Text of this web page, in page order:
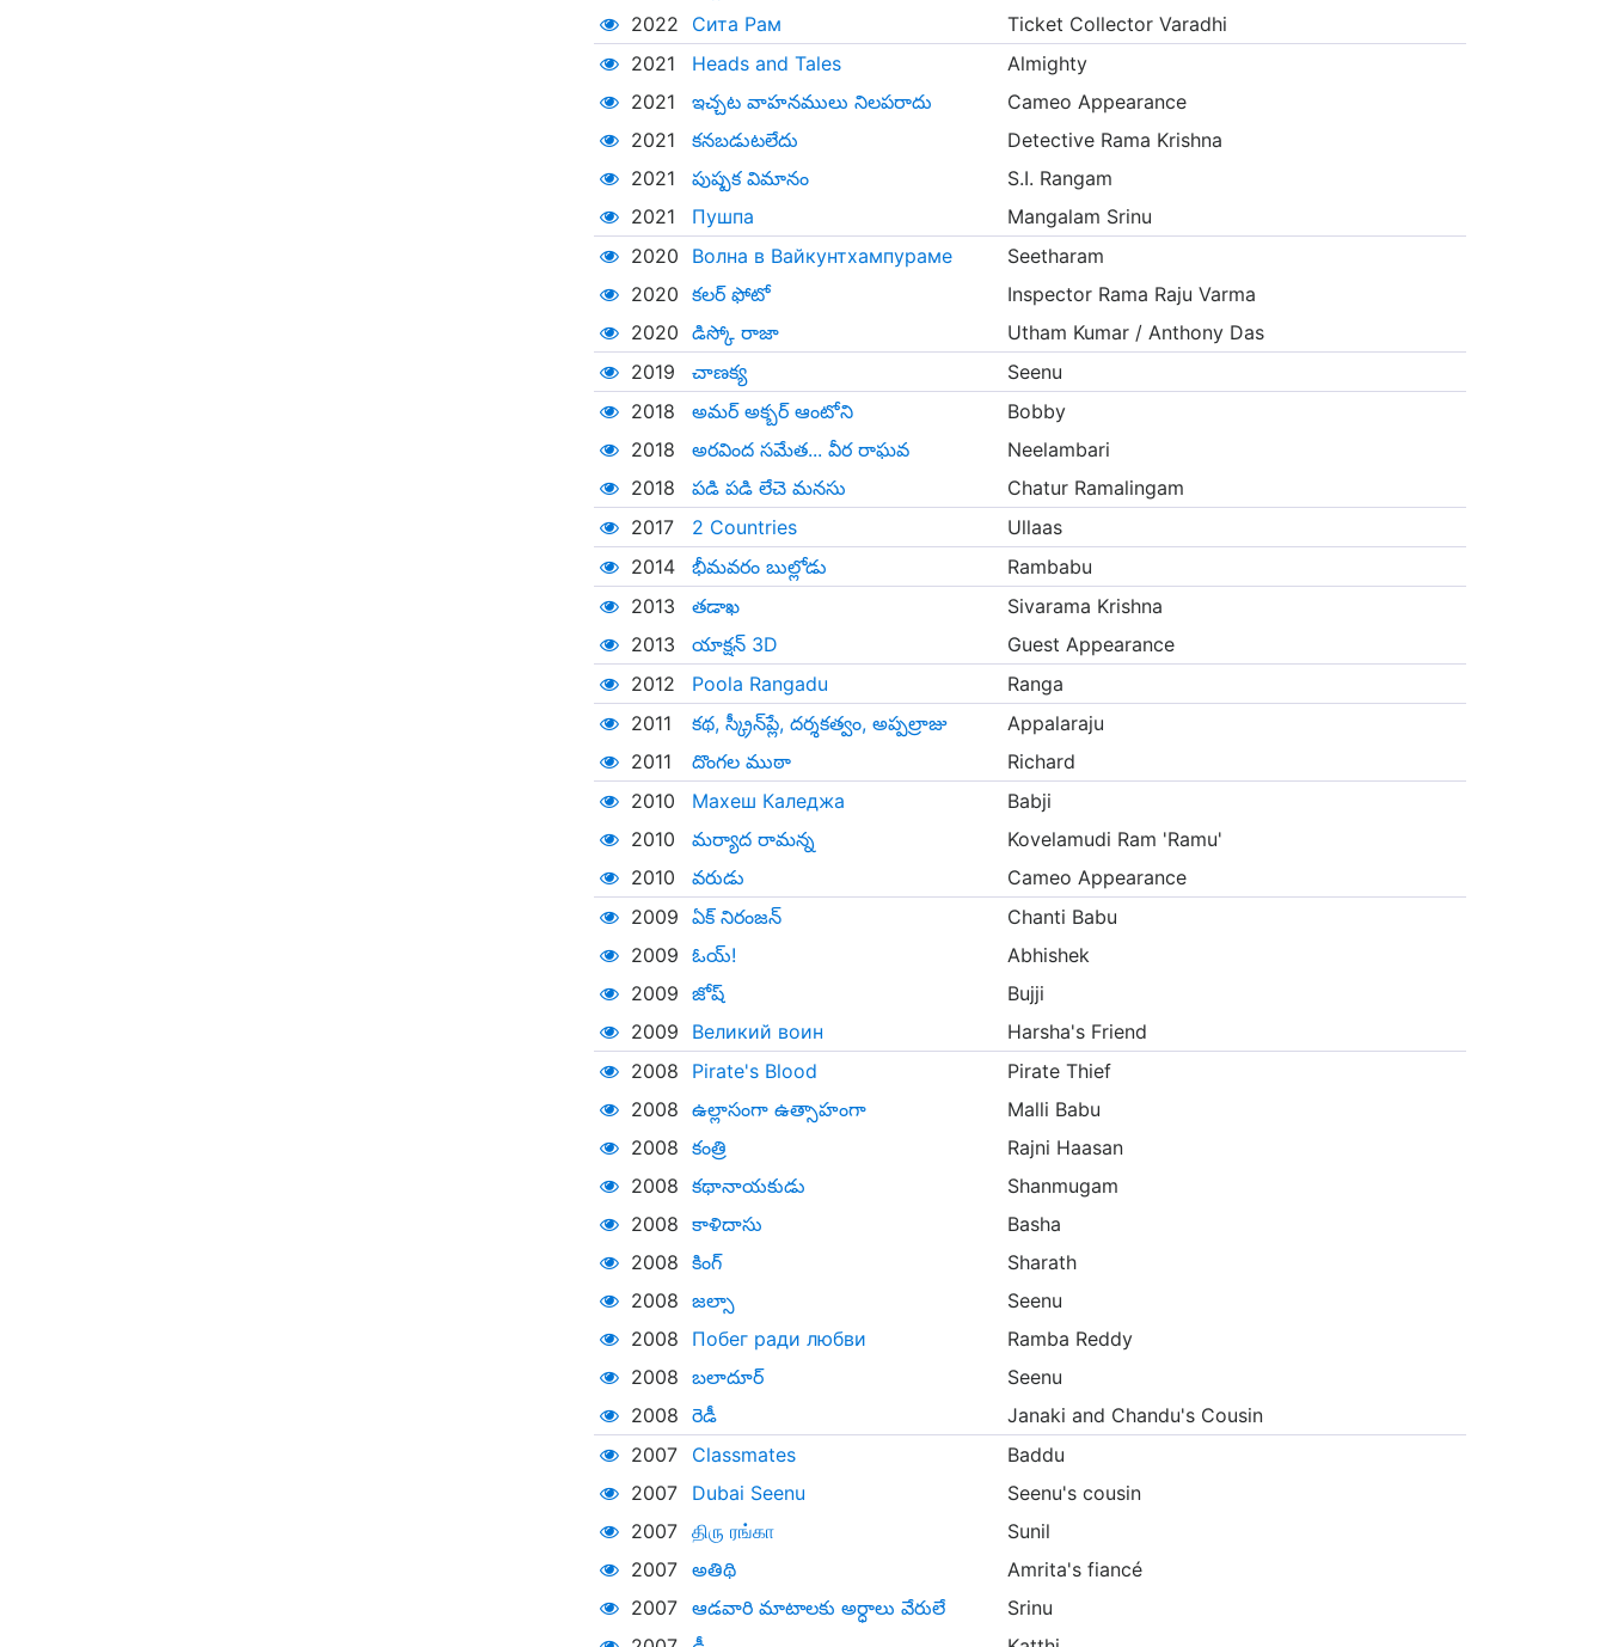
2022
Сита Рам
Ticket Collector Varadhi
2021
Heads and Tales
Almighty
2021
ఇచ్చట వాహనములు నిలపరాదు
Cameo Appearance
2021
కనబడుటలేదు
Detective Rama Krishna
2021
పుష్పక విమానం
S.I. Rangam
2021
Пушпа
Mangalam Srinu
2020
Волна в Вайкунтхампураме
Seetharam
2020 కలర్ ఫోటో
Inspector Rama Raju Varma
2020 డిస్కో రాజా
Utham Kumar / Anthony Das
2019
చాణక్య
Seenu
2018
అమర్ అక్బర్ ఆంటోని
Bobby
2018
అరవింద సమేత... వీర రాఘవ
Neelambari
2018
పడి పడి లేచె మనసు
Chatur Ramalingam
2017
2 Countries
Ullaas
2014
భీమవరం బుల్లోడు
Rambabu
2013
తడాఖ
Sivarama Krishna
2013
యాక్షన్ 3D
Guest Appearance
2012
Poola Rangadu
Ranga
2011
కథ, స్క్రీన్‌ప్లే, దర్శకత్వం, అప్పల్రాజు
Appalaraju
2011
దొంగల ముఠా
Richard
2010
Махеш Каледжа
Babji
2010
మర్యాద రామన్న
Kovelamudi Ram 'Ramu'
2010
వరుడు
Cameo Appearance
2009 ఏక్ నిరంజన్
Chanti Babu
2009 ఓయ్!
Abhishek
2009 జోష్
Bujji
2009
Великий воин
Harsha's Friend
2008
Pirate's Blood
Pirate Thief
2008 ఉల్లాసంగా ఉత్సాహంగా
Malli Babu
2008 కంత్రి
Rajni Haasan
2008 కథానాయకుడు
Shanmugam
2008 కాళిదాసు
Basha
2008 కింగ్
Sharath
2008 జల్సా
Seenu
2008
Побег ради любви
Ramba Reddy
2008 బలాదూర్
Seenu
2008 రెడీ
Janaki and Chandu's Cousin
2007
Classmates
Baddu
2007
Dubai Seenu
Seenu's cousin
2007
திரு ரங்கா
Sunil
2007
అతిథి
Amrita's fiancé
2007
ఆడవారి మాటాలకు అర్ధాలు వేరులే
Srinu